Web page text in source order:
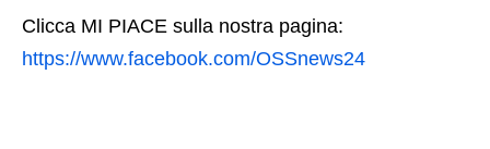
Clicca MI PIACE sulla nostra pagina:
https://www.facebook.com/OSSnews24